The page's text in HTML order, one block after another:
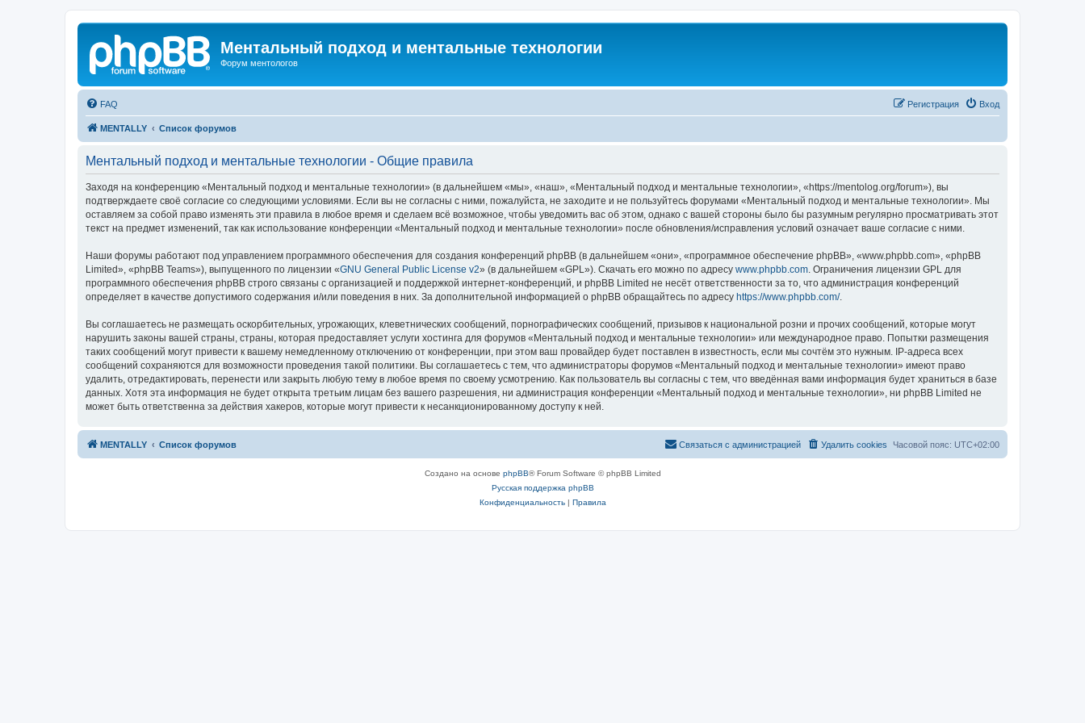
Ментальный подход и ментальные технологии
Форум ментологов
FAQ Вход
Регистрация
MENTALLY Список форумов
Ментальный подход и ментальные технологии - Общие правила
Заходя на конференцию «Ментальный подход и ментальные технологии» (в дальнейшем «мы», «наш», «Ментальный подход и ментальные технологии», «https://mentolog.org/forum»), вы
подтверждаете своё согласие со следующими условиями. Если вы не согласны с ними, пожалуйста, не заходите и не пользуйтесь форумами «Ментальный подход и ментальные технологии». Мы
оставляем за собой право изменять эти правила в любое время и сделаем всё возможное, чтобы уведомить вас об этом, однако с вашей стороны было бы разумным регулярно просматривать этот
текст на предмет изменений, так как использование конференции «Ментальный подход и ментальные технологии» после обновления/исправления условий означает ваше согласие с ними.
Наши форумы работают под управлением программного обеспечения для создания конференций phpBB (в дальнейшем «они», «программное обеспечение phpBB», «www.phpbb.com», «phpBB
Limited», «phpBB Teams»), выпущенного по лицензии «GNU General Public License v2» (в дальнейшем «GPL»). Скачать его можно по адресу www.phpbb.com . Ограничения лицензии GPL для
программного обеспечения phpBB строго связаны с организацией и поддержкой интернет-конференций, и phpBB Limited не несёт ответственности за то, что администрация конференций
определяет в качестве допустимого содержания и/или поведения в них. За дополнительной информацией о phpBB обращайтесь по адресу https://www.phpbb.com/.
Вы соглашаетесь не размещать оскорбительных, угрожающих, клеветнических сообщений, порнографических сообщений, призывов к национальной розни и прочих сообщений, которые могут
нарушить законы вашей страны, страны, которая предоставляет услуги хостинга для форумов «Ментальный подход и ментальные технологии» или международное право. Попытки размещения
таких сообщений могут привести к вашему немедленному отключению от конференции, при этом ваш провайдер будет поставлен в известность, если мы сочтём это нужным. IP-адреса всех
сообщений сохраняются для возможности проведения такой политики. Вы соглашаетесь с тем, что администраторы форумов «Ментальный подход и ментальные технологии» имеют право
удалить, отредактировать, перенести или закрыть любую тему в любое время по своему усмотрению. Как пользователь вы согласны с тем, что введённая вами информация будет храниться в базе
данных. Хотя эта информация не будет открыта третьим лицам без вашего разрешения, ни администрация конференции «Ментальный подход и ментальные технологии», ни phpBB Limited не
может быть ответственна за действия хакеров, которые могут привести к несанкционированному доступу к ней.
MENTALLY Список форумов Часовой пояс: UTC+02:00
Удалить cookies
Связаться с администрацией
Создано на основе phpBB® Forum Software © phpBB Limited
Русская поддержка phpBB
Конфиденциальность| Правила